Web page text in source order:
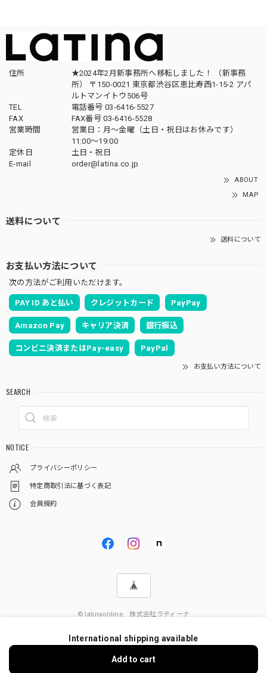
住所
★2024年2月新事務所へ移転しました！ （新事務
所） 〒150-0021 東京都渋谷区恵比寿西1-15-2 アパ
ルトマンイトウ506号
TEL
電話番号 03-6416-5527
FAX
FAX番号 03-6416-5528
営業時間
営業日：月〜金曜（土日・祝日はお休みです）
11:00〜19:00
定休日
土日・祝日
E-mail
order@latina.co.jp
ABOUT
MAP
送料について
送料について
お支払い方法について
次の方法がご利用いただけます。
PAY ID あと払い クレジットカード PayPay
Amazon Pay キャリア決済 銀行振込
コンビニ決済またはPay-easy PayPal
お支払い方法について
SEARCH
NOTICE
プライバシーポリシー
特定商取引法に基づく表記
会員規約
© latinaonline 株式会社ラティーナ
International shipping available
Add to cart